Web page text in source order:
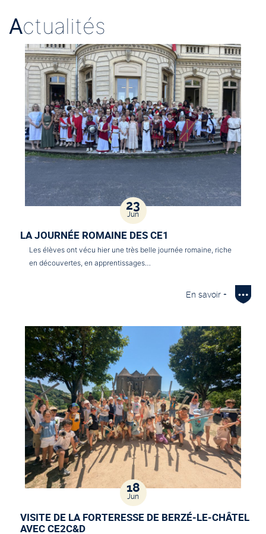
Actualités
23
Jun
LA JOURNÉE ROMAINE DES CE1
Les élèves ont vécu hier une très belle journée romaine, riche
en découvertes, en apprentissages…
En savoir +
18
Jun
VISITE DE LA FORTERESSE DE BERZÉ-LE-CHÂTEL
AVEC CE2C&D